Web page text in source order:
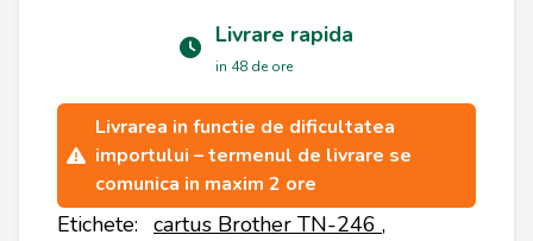
Livrare rapida
in 48 de ore
Livrarea in functie de dificultatea
importului – termenul de livrare se
comunica in maxim 2 ore
Etichete: cartus Brother TN-246 ,